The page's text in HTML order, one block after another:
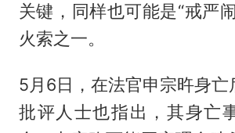
关键，同样也可能是“戒严
火索之一。
5月6日，在法官申宗旿身亡
批评人士也指出，其身亡